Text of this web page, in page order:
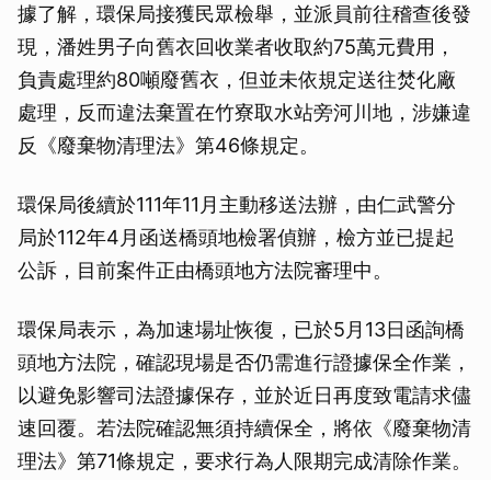
據了解，環保局接獲民眾檢舉，並派員前往稽查後發
現，潘姓男子向舊衣回收業者收取約75萬元費用，
負責處理約80噸廢舊衣，但並未依規定送往焚化廠
處理，反而違法棄置在竹寮取水站旁河川地，涉嫌違
反《廢棄物清理法》第46條規定。
環保局後續於111年11月主動移送法辦，由仁武警分
局於112年4月函送橋頭地檢署偵辦，檢方並已提起
公訴，目前案件正由橋頭地方法院審理中。
環保局表示，為加速場址恢復，已於5月13日函詢橋
頭地方法院，確認現場是否仍需進行證據保全作業，
以避免影響司法證據保存，並於近日再度致電請求儘
速回覆。若法院確認無須持續保全，將依《廢棄物清
理法》第71條規定，要求行為人限期完成清除作業。